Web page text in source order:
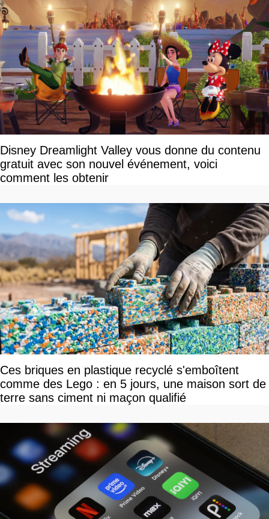
Disney Dreamlight Valley vous donne du contenu
gratuit avec son nouvel événement, voici
comment les obtenir
Ces briques en plastique recyclé s'emboîtent
comme des Lego : en 5 jours, une maison sort de
terre sans ciment ni maçon qualifié